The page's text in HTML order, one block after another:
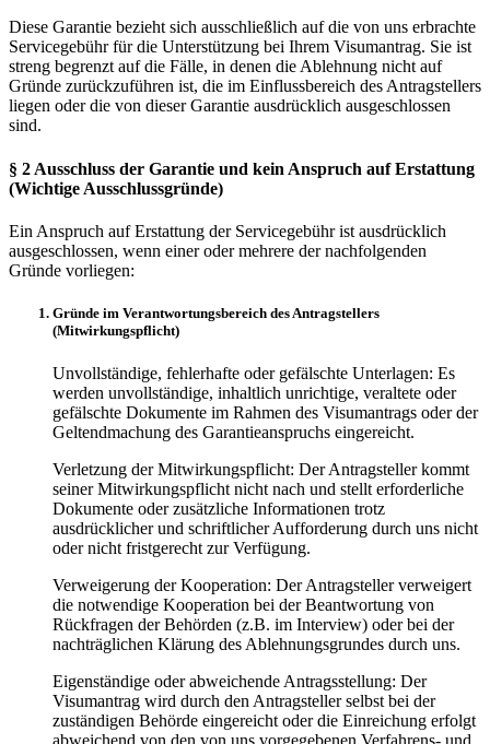
Diese Garantie bezieht sich ausschließlich auf die von uns erbrachte
Servicegebühr für die Unterstützung bei Ihrem Visumantrag. Sie ist
streng begrenzt auf die Fälle, in denen die Ablehnung nicht auf
Gründe zurückzuführen ist, die im Einflussbereich des Antragstellers
liegen oder die von dieser Garantie ausdrücklich ausgeschlossen
sind.
§ 2 Ausschluss der Garantie und kein Anspruch auf Erstattung
(Wichtige Ausschlussgründe)
Ein Anspruch auf Erstattung der Servicegebühr ist ausdrücklich
ausgeschlossen, wenn einer oder mehrere der nachfolgenden
Gründe vorliegen:
Gründe im Verantwortungsbereich des Antragstellers
(Mitwirkungspflicht)
Unvollständige, fehlerhafte oder gefälschte Unterlagen: Es
werden unvollständige, inhaltlich unrichtige, veraltete oder
gefälschte Dokumente im Rahmen des Visumantrags oder der
Geltendmachung des Garantieanspruchs eingereicht.
Verletzung der Mitwirkungspflicht: Der Antragsteller kommt
seiner Mitwirkungspflicht nicht nach und stellt erforderliche
Dokumente oder zusätzliche Informationen trotz
ausdrücklicher und schriftlicher Aufforderung durch uns nicht
oder nicht fristgerecht zur Verfügung.
Verweigerung der Kooperation: Der Antragsteller verweigert
die notwendige Kooperation bei der Beantwortung von
Rückfragen der Behörden (z.B. im Interview) oder bei der
nachträglichen Klärung des Ablehnungsgrundes durch uns.
Eigenständige oder abweichende Antragsstellung: Der
Visumantrag wird durch den Antragsteller selbst bei der
zuständigen Behörde eingereicht oder die Einreichung erfolgt